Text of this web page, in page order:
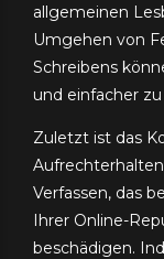
allgemeinen
Umgehen von
Schreibens
und einfacher
Zuletzt ist das
Verfassen, das
Ihrer Online-
beschädigen.